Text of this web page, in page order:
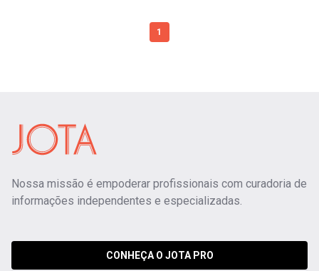
1
Nossa missão é empoderar profissionais com curadoria de
informações independentes e especializadas.
CONHEÇA O JOTA PRO